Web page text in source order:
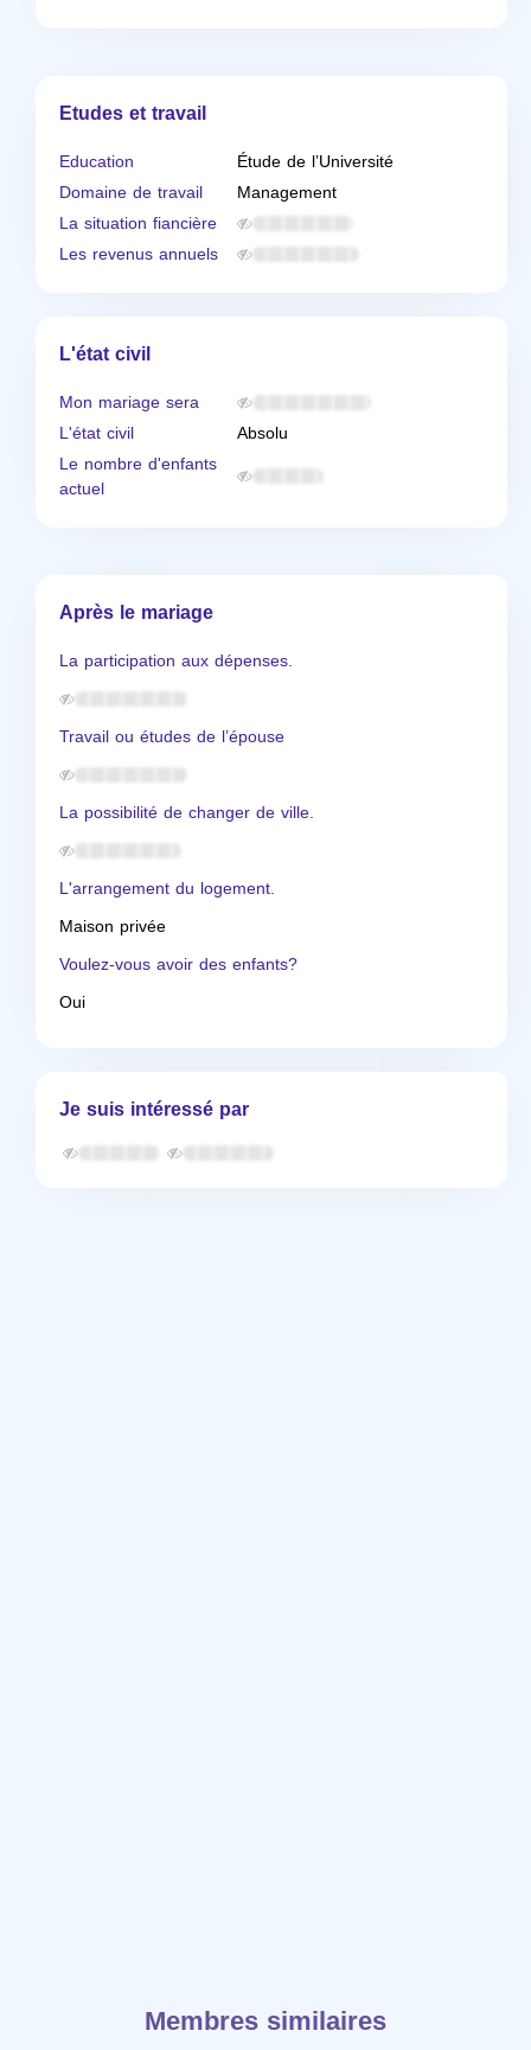
Etudes et travail
Education
Étude de l’Université
Domaine de travail
Management
La situation fiancière
Les revenus annuels
L'état civil
Mon mariage sera
L'état civil
Absolu
Le nombre d'enfants
actuel
Après le mariage
La participation aux dépenses.
Travail ou études de l’épouse
La possibilité de changer de ville.
L'arrangement du logement.
Maison privée
Voulez-vous avoir des enfants?
Oui
Je suis intéressé par
Membres similaires